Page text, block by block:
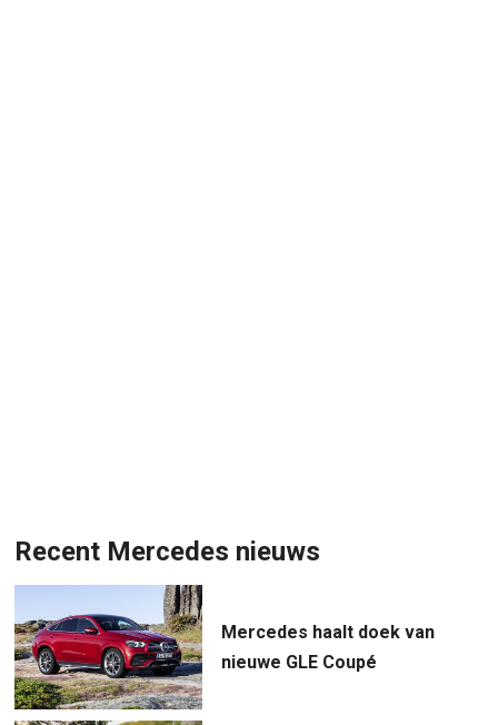
Recent Mercedes nieuws
Mercedes haalt doek van
nieuwe GLE Coupé